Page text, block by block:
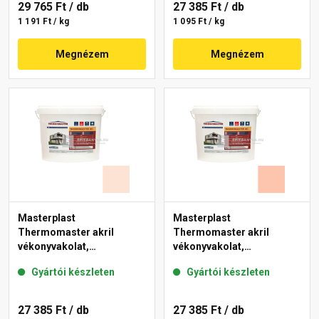
29 765 Ft / db
1 191 Ft / kg
Megnézem
27 385 Ft / db
1 095 Ft / kg
Megnézem
Masterplast
Thermomaster akril
vékonyvakolat,
15-F 25 kg
Gyártói készleten
27 385 Ft / db
Masterplast
Thermomaster akril
vékonyvakolat,
16-D 25 kg
Gyártói készleten
27 385 Ft / db